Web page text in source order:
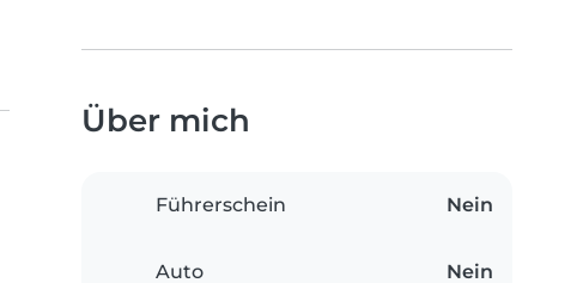
Über mich
Führerschein Nein
Auto Nein